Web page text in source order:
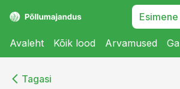
Avaleht Kõik lood Arvamused
Tagasi